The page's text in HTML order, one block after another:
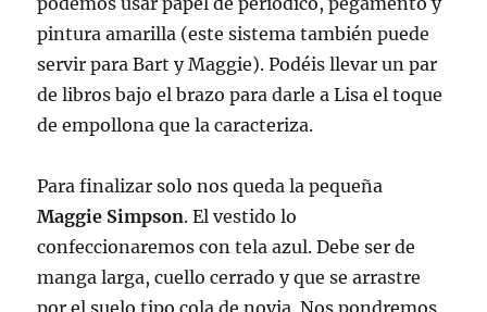
pintura amarilla (este sistema también puede
servir para Bart y Maggie). Podéis llevar un par
de libros bajo el brazo para darle a Lisa el toque
de empollona que la caracteriza.
Para finalizar solo nos queda la pequeña
Maggie Simpson. El vestido lo
confeccionaremos con tela azul. Debe ser de
manga larga, cuello cerrado y que se arrastre
por el suelo tipo cola de novia. Nos pondremos